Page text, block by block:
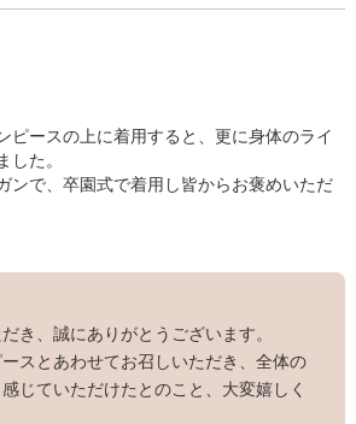
ピースの上に着用すると、更に身体のライ
た。
ンで、卒園式で着用し皆からお褒めいただ
き、誠にありがとうございます。
スとあわせてお召しいただき、全体の
じていただけたとのこと、大変嬉しく